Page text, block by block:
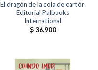
El dragón de la cola de cartón
Editorial Palbooks
International
$36.900